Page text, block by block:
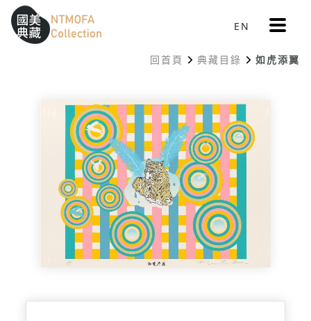
跳到中間主要內容區
網站導覽
::: EN 更
多
單
回首頁 典藏目錄 如虎添翼